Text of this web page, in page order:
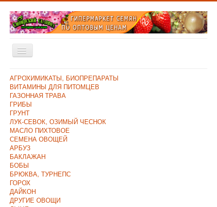
Включить/
выключить
Главная
Каталог
Оплата и Доставка
Контакты
О компании
Прайс/Поступления
Скидки
АГРОХИМИКАТЫ, БИОПРЕПАРАТЫ
ВИТАМИНЫ ДЛЯ ПИТОМЦЕВ
ГАЗОННАЯ ТРАВА
ГРИБЫ
ГРУНТ
ЛУК-СЕВОК, ОЗИМЫЙ ЧЕСНОК
МАСЛО ПИХТОВОЕ
СЕМЕНА ОВОЩЕЙ
АРБУЗ
БАКЛАЖАН
БОБЫ
БРЮКВА, ТУРНЕПС
ГОРОХ
ДАЙКОН
ДРУГИЕ ОВОЩИ